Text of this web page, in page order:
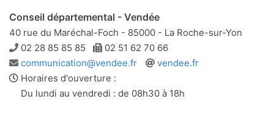
Conseil départemental - Vendée
40 rue du Maréchal-Foch - 85000 - La Roche-sur-Yon
Téléphone
02 28 85 85 85 Télécopie
02 51 62 70 66
Adresse
e-
mail
communication@vendee.fr
Site
vendee.fr
Horaires d'ouverture :
Du lundi au vendredi : de 08h30 à 18h